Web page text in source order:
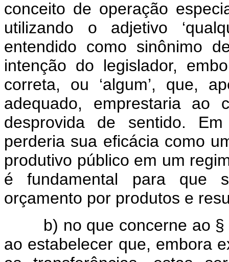
conceito de operação
utilizando o adjetivo
entendido como sinônimo
intenção do legislador,
correta, ou ‘algum’, que,
adequado, emprestaria ao
desprovida de sentido.
perderia sua eficácia como
produtivo público em um
é fundamental para que
orçamento por produtos e
b) no que concerne ao §
ao estabelecer que, embora